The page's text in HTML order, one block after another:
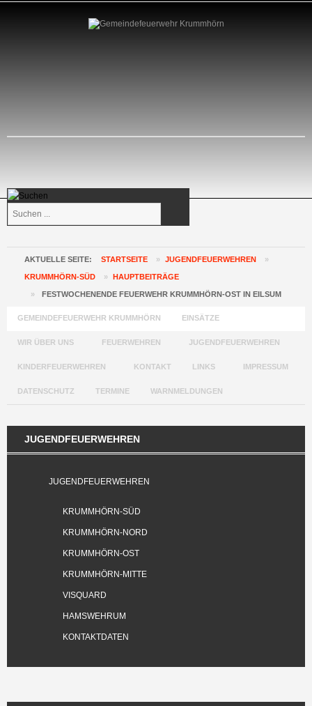
AKTUELLE SEITE: STARTSEITE » JUGENDFEUERWEHREN »
KRUMMHÖRN-SÜD » HAUPTBEITRÄGE
» FESTWOCHENENDE FEUERWEHR KRUMMHÖRN-OST IN EILSUM
GEMEINDEFEUERWEHR KRUMMHÖRN EINSÄTZE
WIR ÜBER UNS FEUERWEHREN JUGENDFEUERWEHREN
KINDERFEUERWEHREN KONTAKT LINKS IMPRESSUM
DATENSCHUTZ TERMINE WARNMELDUNGEN
JUGENDFEUERWEHREN
JUGENDFEUERWEHREN
KRUMMHÖRN-SÜD
KRUMMHÖRN-NORD
KRUMMHÖRN-OST
KRUMMHÖRN-MITTE
VISQUARD
HAMSWEHRUM
KONTAKTDATEN